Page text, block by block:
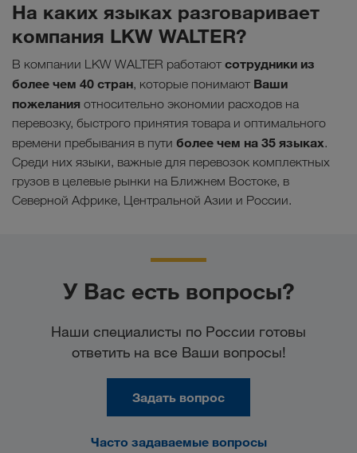
На каких языках разговаривает
компания LKW WALTER?
В компании LKW WALTER работают сотрудники из
более чем 40 стран, которые понимают Ваши
пожелания относительно экономии расходов на
перевозку, быстрого принятия товара и оптимального
времени пребывания в пути более чем на 35 языках.
Среди них языки, важные для перевозок комплектных
грузов в целевые рынки на Ближнем Востоке, в
Северной Африке, Центральной Азии и России.
У Вас есть вопросы?
Наши специалисты по России готовы
ответить на все Ваши вопросы!
Задать вопрос
Часто задаваемые вопросы